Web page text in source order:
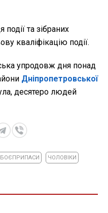
та зібраних
кваліфікацію події.
упродовж дня понад
Дніпропетровської
десятеро людей
БОЄПРИПАСИ ЧОЛОВІКИ